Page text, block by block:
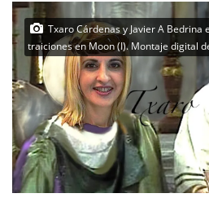
Txaro Cárdenas y Javier A Bedrina
traiciones en Moon (I). Montaje digital